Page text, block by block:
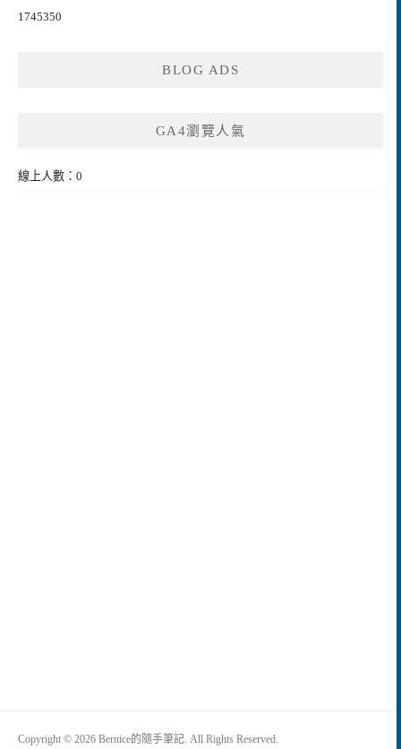
1745350
BLOG ADS
GA4瀏覽人氣
線上人數：0
Copyright © 2026 Bernice的隨手筆記. All Rights Reserved.